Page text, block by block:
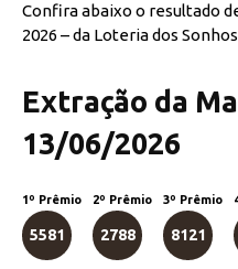
Confira abaixo o resultado
2026 – da Loteria dos
Extração da
13/06/2026
1º Prêmio
5581
2º Prêmio
2788
3º Prêmio
8121